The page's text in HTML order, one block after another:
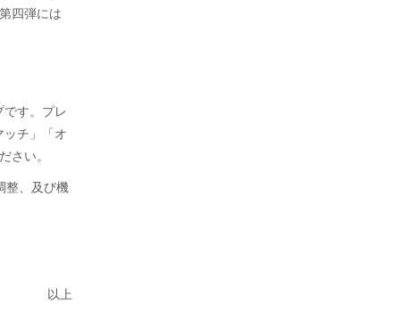
四弾には
す。プレ
チ」「オ
さい。
整、及び機
以上